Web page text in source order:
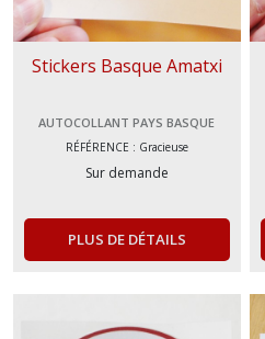
Stickers Basque Amatxi
AUTOCOLLANT PAYS BASQUE
RÉFÉRENCE : Gracieuse
Sur demande
PLUS DE DÉTAILS